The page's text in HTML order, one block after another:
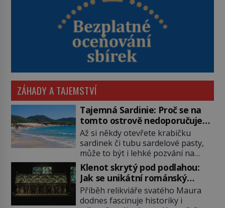
ZÁHADY A TAJEMSTVÍ
Tajemná Sardinie: Proč se na
tomto ostrově nedoporučuje
pytlovat „mořské brambory“?
Až si někdy otevřete krabičku
sardinek či tubu sardelové pasty,
může to být i lehké pozvání na
cestu do srdce Středozemního
moře, na ostrov hrdých Sardů.
Věděli jste, že to byl právě italský
ostrov Sardinie, jenž těmto
produktům moře propůjčil své
Klenot skrytý pod podlahou:
Jak se unikátní románský
poklad dostal do zapadlého
Bečova?
Příběh relikviáře svatého Maura
dodnes fascinuje historiky i